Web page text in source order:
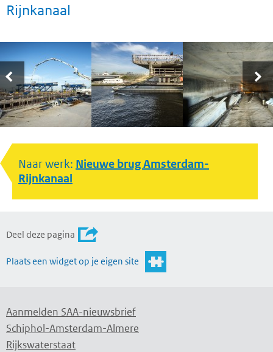
Rijnkanaal
Naar werk: Nieuwe brug Amsterdam-
Rijnkanaal
Deel deze pagina
Plaats een widget op je eigen site
Aanmelden SAA-nieuwsbrief
Schiphol-Amsterdam-Almere
Rijkswaterstaat